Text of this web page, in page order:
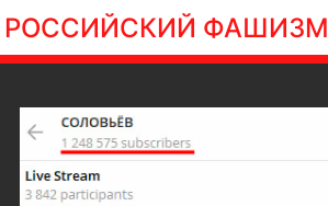
РОССИЙСКИЙ ФАШИЗМ